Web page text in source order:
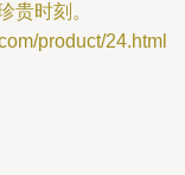
贵时刻。
product/24.html